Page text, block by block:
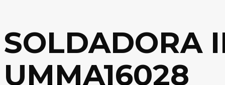
SOLDADORA
UMMA16028